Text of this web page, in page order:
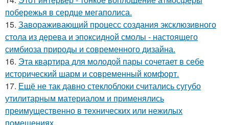
побережья в сердце мегаполиса.
15. Завораживающий процесс создания эксклюзивного
стола из дерева и эпоксидной смолы - настоящего
симбиоза природы и современного дизайна.
16. Эта квартира для молодой пары сочетает в себе
исторический шарм и современный комфорт.
17. Ещё не так давно стеклоблоки считались сугубо
утилитарным материалом и применялись
преимущественно в технических или нежилых